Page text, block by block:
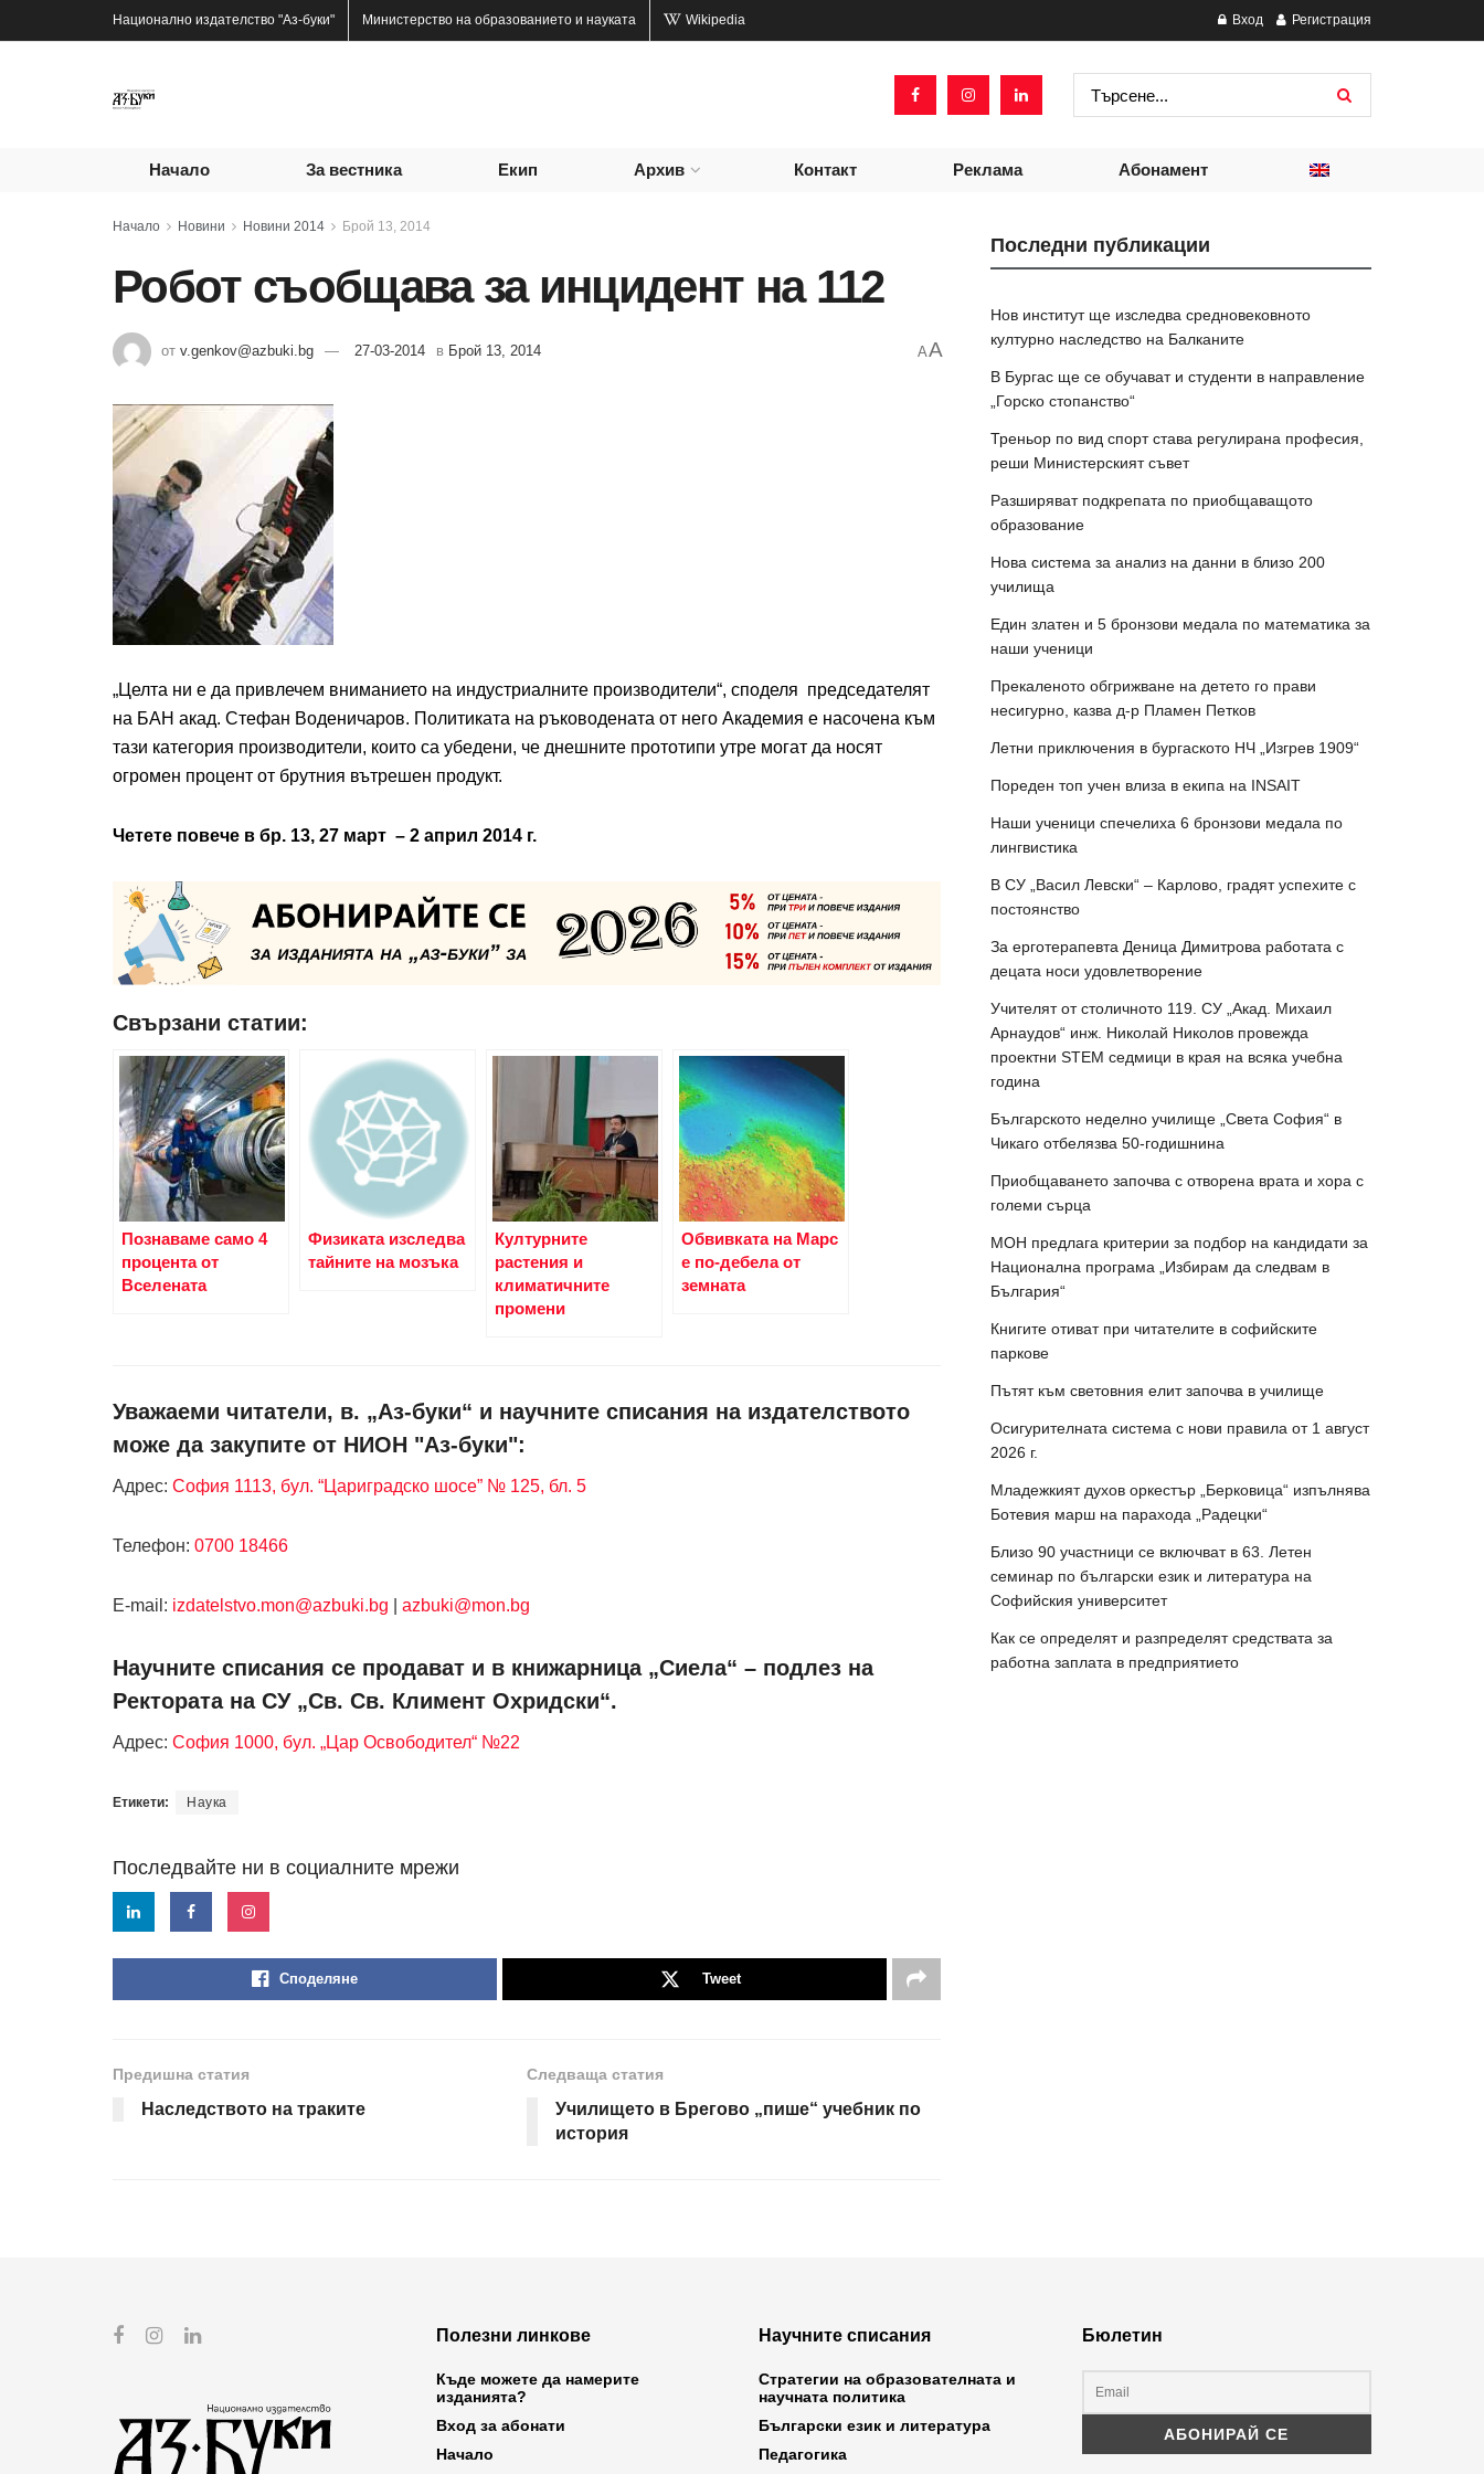
Национално издателство "Аз-буки" Министерство на образованието и науката Wikipedia Вход Регистрация
Начало За вестника Екип Архив Контакт Реклама Абонамент
Начало Новини Новини 2014 Брой 13, 2014
Робот съобщава за инцидент на 112
от v.genkov@azbuki.bg 27-03-2014 в Брой 13, 2014 AA
„Целта ни е да привлечем вниманието на индустриалните производители“, споделя председателят
на БАН акад. Стефан Воденичаров. Политиката на ръководената от него Академия е насочена към
тази категория производители, които са убедени, че днешните прототипи утре могат да носят
огромен процент от брутния вътрешен продукт.
Четете повече в бр. 13, 27 март – 2 април 2014 г.
Свързани статии:
Познаваме само 4
процента от
Вселената
Физиката изследва
тайните на мозъка
Културните
растения и
климатичните
промени
Обвивката на Марс
е по-дебела от
земната
Уважаеми читатели, в. „Аз-буки“ и научните списания на издателството
може да закупите от НИОН "Аз-буки":
Адрес: София 1113, бул. “Цариградско шосе” № 125, бл. 5
Телефон: 0700 18466
Е-mail: izdatelstvo.mon@azbuki.bg azbuki@mon.bg
Научните списания се продават и в книжарница „Сиела“ – подлез на
Ректората на СУ „Св. Св. Климент Охридски“.
Адрес: София 1000, бул. „Цар Освободител“ №22
Етикети: Наука
Последвайте ни в социалните мрежи
Споделяне Tweet
Предишна статия
Наследството на траките
Следваща статия
Училището в Брегово „пише“ учебник по
история
Последни публикации
Нов институт ще изследва средновековното
културно наследство на Балканите
В Бургас ще се обучават и студенти в направление
„Горско стопанство“
Треньор по вид спорт става регулирана професия,
реши Министерският съвет
Разширяват подкрепата по приобщаващото
образование
Нова система за анализ на данни в близо 200
училища
Един златен и 5 бронзови медала по математика за
наши ученици
Прекаленото обгрижване на детето го прави
несигурно, казва д-р Пламен Петков
Летни приключения в бургаското НЧ „Изгрев 1909“
Пореден топ учен влиза в екипа на INSAIT
Наши ученици спечелиха 6 бронзови медала по
лингвистика
В СУ „Васил Левски“ – Карлово, градят успехите с
постоянство
За ерготерапевта Деница Димитрова работата с
децата носи удовлетворение
Учителят от столичното 119. СУ „Акад. Михаил
Арнаудов“ инж. Николай Николов провежда
проектни STEM седмици в края на всяка учебна
година
Българското неделно училище „Света София“ в
Чикаго отбелязва 50-годишнина
Приобщаването започва с отворена врата и хора с
големи сърца
МОН предлага критерии за подбор на кандидати за
Национална програма „Избирам да следвам в
България“
Книгите отиват при читателите в софийските
паркове
Пътят към световния елит започва в училище
Осигурителната система с нови правила от 1 август
2026 г.
Младежкият духов оркестър „Берковица“ изпълнява
Ботевия марш на парахода „Радецки“
Близо 90 участници се включват в 63. Летен
семинар по български език и литература на
Софийския университет
Как се определят и разпределят средствата за
работна заплата в предприятието
Полезни линкове
Къде можете да намерите
изданията?
Вход за абонати
Начало
Научните списания
Стратегии на образователната и
научната политика
Български език и литература
Педагогика
Бюлетин